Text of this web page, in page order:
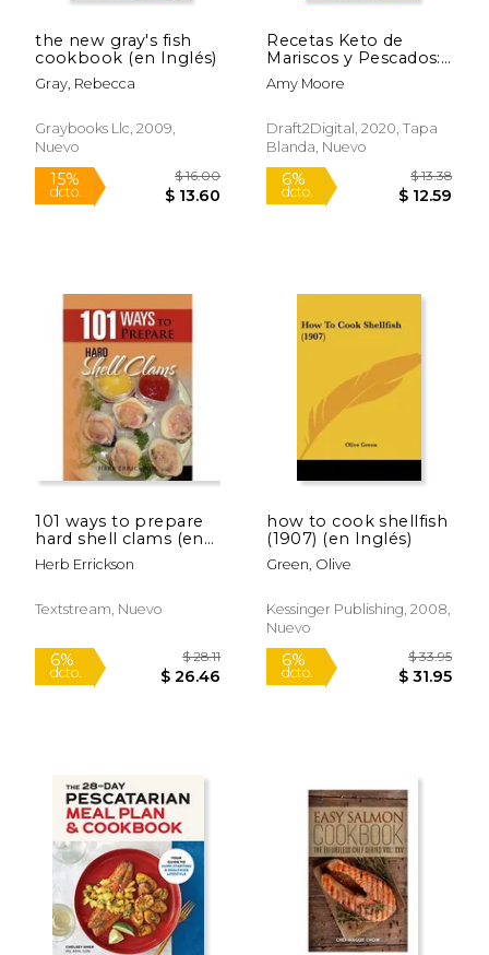
15%
dcto. $ 19.51
15%
dcto.
the new gray's fish
cookbook (en Inglés)
Gray, Rebecca
Graybooks Llc, 2009,
Nuevo
Recetas Keto de
Mariscos y Pescados:
Descubre los
Secretos de las
y Mariscos Bajos en
Carbohidratos
Estilo de Vida Keto
Amy Moore
Draft2Digital, 2020, Tapa
Blanda, Nuevo
101 ways to prepare
hard shell clams (en
Inglés)
Herb Errickson
Textstream, Nuevo
how to cook shellfish
(1907) (en Inglés)
Green, Olive
Kessinger Publishing, 2008,
Nuevo